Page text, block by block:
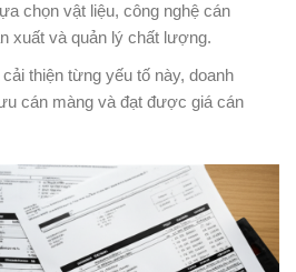
chọn vật liệu, công nghệ cán
xuất và quản lý chất lượng.
thiện từng yếu tố này, doanh
cán màng và đạt được giá cán